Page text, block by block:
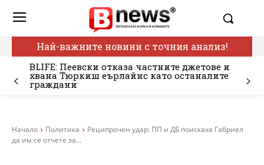
Най-важните новини с точния анализ!
BLIFE: Пеевски отказа частните джетове и
хвана Тюркиш еърлайнс като останалите
граждани
Начало Политика
Реципрочен удар: ПП и ДБ поискаха Габриел
да им се отчете за...